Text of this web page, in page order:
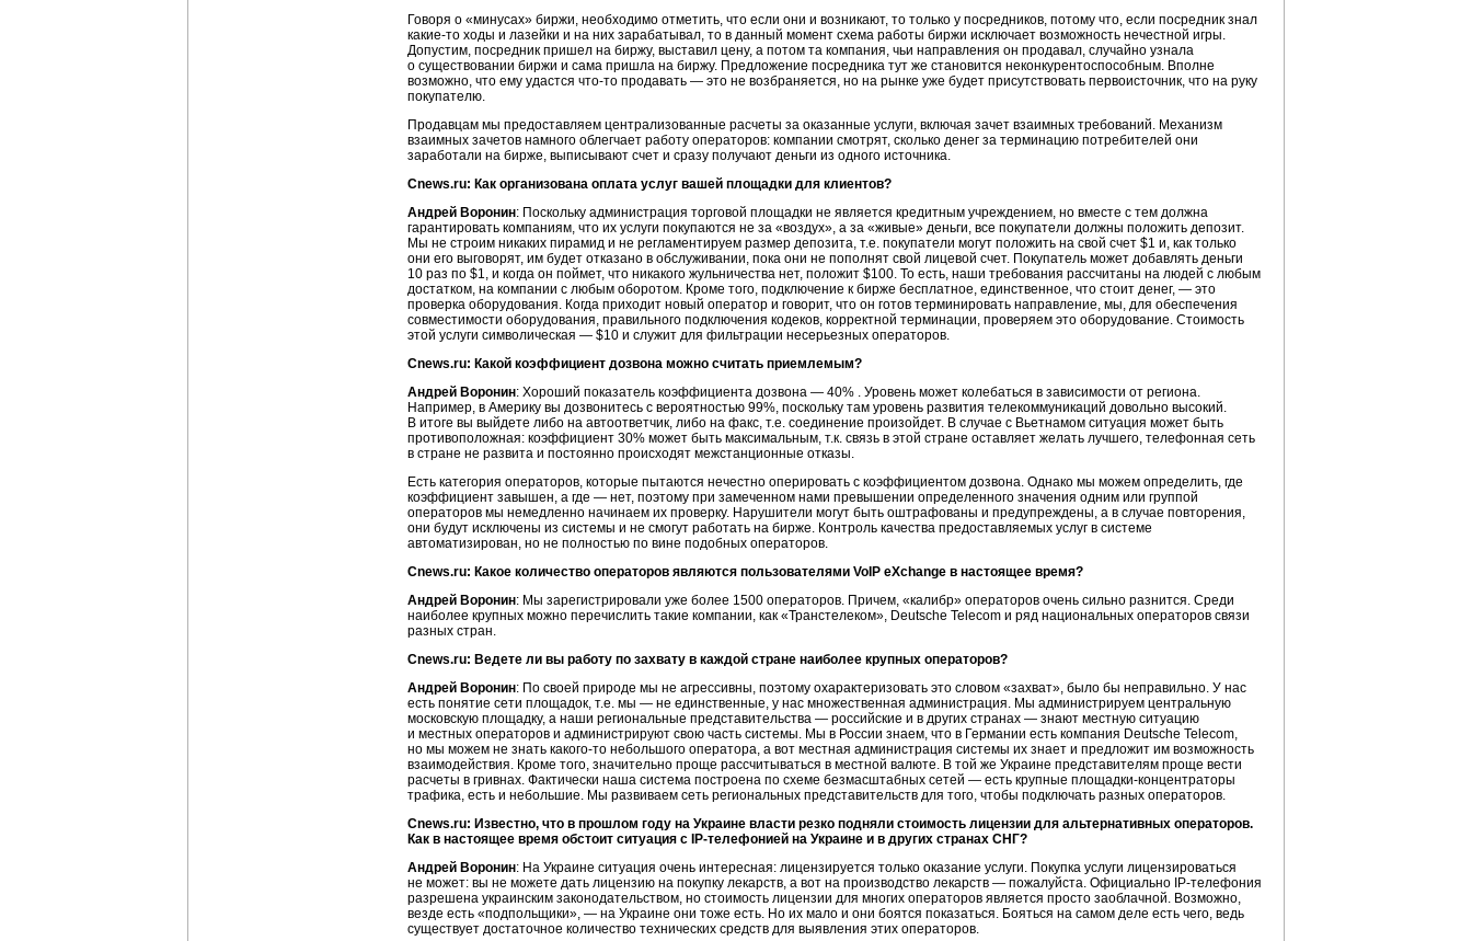
Говоря о «минусах» биржи, необходимо отметить, что если они и возникают, то только у посредников, потому что, если посредник знал
какие-то ходы и лазейки и на них зарабатывал, то в данный момент схема работы биржи исключает возможность нечестной игры.
Допустим, посредник пришел на биржу, выставил цену, а потом та компания, чьи направления он продавал, случайно узнала
о существовании биржи и сама пришла на биржу. Предложение посредника тут же становится неконкурентоспособным. Вполне
возможно, что ему удастся что-то продавать — это не возбраняется, но на рынке уже будет присутствовать первоисточник, что на руку
покупателю.
Продавцам мы предоставляем централизованные расчеты за оказанные услуги, включая зачет взаимных требований. Механизм
взаимных зачетов намного облегчает работу операторов: компании смотрят, сколько денег за терминацию потребителей они
заработали на бирже, выписывают счет и сразу получают деньги из одного источника.
Cnews.ru: Как организована оплата услуг вашей площадки для клиентов?
Андрей Воронин: Поскольку администрация торговой площадки не является кредитным учреждением, но вместе с тем должна
гарантировать компаниям, что их услуги покупаются не за «воздух», а за «живые» деньги, все покупатели должны положить депозит.
Мы не строим никаких пирамид и не регламентируем размер депозита, т.е. покупатели могут положить на свой счет $1 и, как только
они его выговорят, им будет отказано в обслуживании, пока они не пополнят свой лицевой счет. Покупатель может добавлять деньги
10 раз по $1, и когда он поймет, что никакого жульничества нет, положит $100. То есть, наши требования рассчитаны на людей с любым
достатком, на компании с любым оборотом. Кроме того, подключение к бирже бесплатное, единственное, что стоит денег, — это
проверка оборудования. Когда приходит новый оператор и говорит, что он готов терминировать направление, мы, для обеспечения
совместимости оборудования, правильного подключения кодеков, корректной терминации, проверяем это оборудование. Стоимость
этой услуги символическая — $10 и служит для фильтрации несерьезных операторов.
Cnews.ru: Какой коэффициент дозвона можно считать приемлемым?
Андрей Воронин: Хороший показатель коэффициента дозвона — 40% . Уровень может колебаться в зависимости от региона.
Например, в Америку вы дозвонитесь с вероятностью 99%, поскольку там уровень развития телекоммуникаций довольно высокий.
В итоге вы выйдете либо на автоответчик, либо на факс, т.е. соединение произойдет. В случае с Вьетнамом ситуация может быть
противоположная: коэффициент 30% может быть максимальным, т.к. связь в этой стране оставляет желать лучшего, телефонная сеть
в стране не развита и постоянно происходят межстанционные отказы.
Есть категория операторов, которые пытаются нечестно оперировать с коэффициентом дозвона. Однако мы можем определить, где
коэффициент завышен, а где — нет, поэтому при замеченном нами превышении определенного значения одним или группой
операторов мы немедленно начинаем их проверку. Нарушители могут быть оштрафованы и предупреждены, а в случае повторения,
они будут исключены из системы и не смогут работать на бирже. Контроль качества предоставляемых услуг в системе
автоматизирован, но не полностью по вине подобных операторов.
Cnews.ru: Какое количество операторов являются пользователями VoIP eXchange в настоящее время?
Андрей Воронин: Мы зарегистрировали уже более 1500 операторов. Причем, «калибр» операторов очень сильно разнится. Среди
наиболее крупных можно перечислить такие компании, как «Транстелеком», Deutsche Telecom и ряд национальных операторов связи
разных стран.
Cnews.ru: Ведете ли вы работу по захвату в каждой стране наиболее крупных операторов?
Андрей Воронин: По своей природе мы не агрессивны, поэтому охарактеризовать это словом «захват», было бы неправильно. У нас
есть понятие сети площадок, т.е. мы — не единственные, у нас множественная администрация. Мы администрируем центральную
московскую площадку, а наши региональные представительства — российские и в других странах — знают местную ситуацию
и местных операторов и администрируют свою часть системы. Мы в России знаем, что в Германии есть компания Deutsche Telecom,
но мы можем не знать какого-то небольшого оператора, а вот местная администрация системы их знает и предложит им возможность
взаимодействия. Кроме того, значительно проще рассчитываться в местной валюте. В той же Украине представителям проще вести
расчеты в гривнах. Фактически наша система построена по схеме безмасштабных сетей — есть крупные площадки-концентраторы
трафика, есть и небольшие. Мы развиваем сеть региональных представительств для того, чтобы подключать разных операторов.
Cnews.ru: Известно, что в прошлом году на Украине власти резко подняли стоимость лицензии для альтернативных операторов.
Как в настоящее время обстоит ситуация с IP-телефонией на Украине и в других странах СНГ?
Андрей Воронин: На Украине ситуация очень интересная: лицензируется только оказание услуги. Покупка услуги лицензироваться
не может: вы не можете дать лицензию на покупку лекарств, а вот на производство лекарств — пожалуйста. Официально IP-телефония
разрешена украинским законодательством, но стоимость лицензии для многих операторов является просто заоблачной. Возможно,
везде есть «подпольщики», — на Украине они тоже есть. Но их мало и они боятся показаться. Бояться на самом деле есть чего, ведь
существует достаточное количество технических средств для выявления этих операторов.